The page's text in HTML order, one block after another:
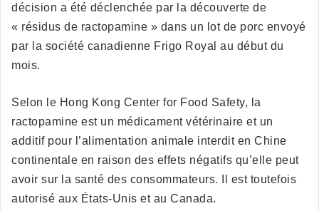
décision a été déclenchée par la découverte de
« résidus de ractopamine » dans un lot de porc envoyé
par la société canadienne Frigo Royal au début du
mois.
Selon le Hong Kong Center for Food Safety, la
ractopamine est un médicament vétérinaire et un
additif pour l’alimentation animale interdit en Chine
continentale en raison des effets négatifs qu’elle peut
avoir sur la santé des consommateurs. Il est toutefois
autorisé aux États-Unis et au Canada.